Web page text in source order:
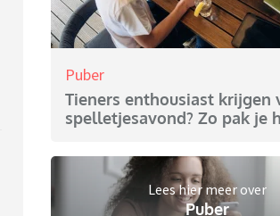
Puber
Tieners enthousiast krijgen
spelletjesavond? Zo pak je
Lees hier meer over
Puber